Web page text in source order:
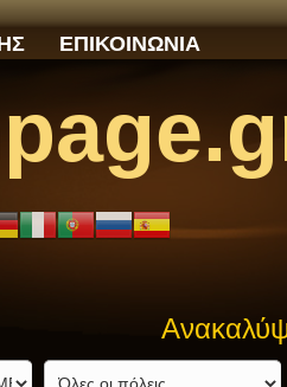
ΕΠΙΚΟΙΝΩΝΙΑ
Ανακαλύψτε αυτό